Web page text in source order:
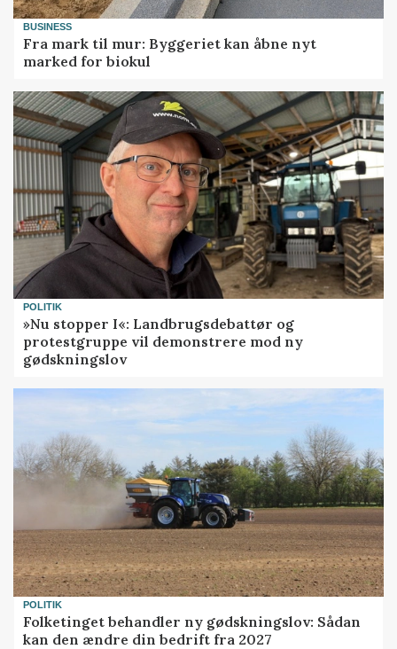
BUSINESS
Fra mark til mur: Byggeriet kan åbne nyt
marked for biokul
POLITIK
»Nu stopper I«: Landbrugsdebattør og
protestgruppe vil demonstrere mod ny
gødskningslov
POLITIK
Folketinget behandler ny gødskningslov: Sådan
kan den ændre din bedrift fra 2027